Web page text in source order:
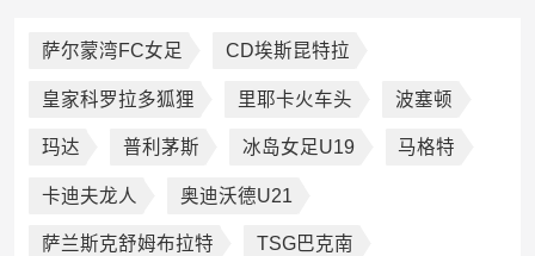
萨尔蒙湾FC女足 CD埃斯昆特拉
皇家科罗拉多狐狸 里耶卡火车头 波塞顿
玛达 普利茅斯 冰岛女足U19 马格特
卡迪夫龙人 奥迪沃德U21
萨兰斯克舒姆布拉特 TSG巴克南